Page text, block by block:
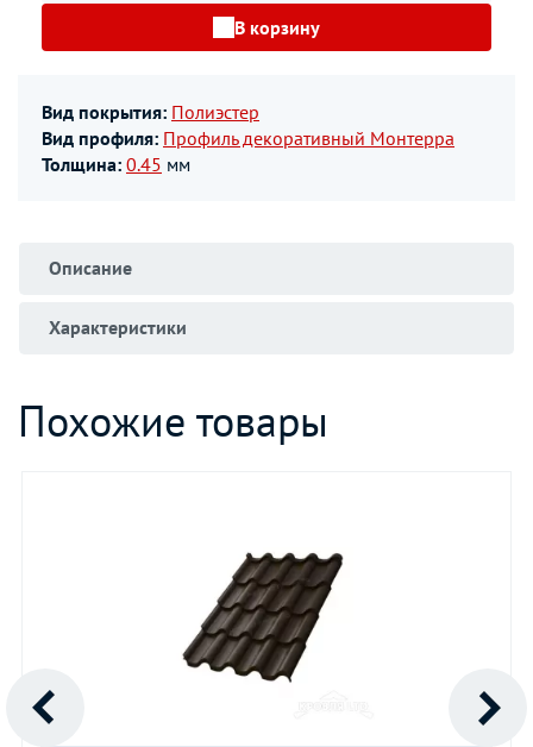
В корзину
Вид покрытия: Полиэстер
Вид профиля: Профиль декоративный Монтерра
Толщина: 0.45 мм
Описание
Характеристики
Похожие товары